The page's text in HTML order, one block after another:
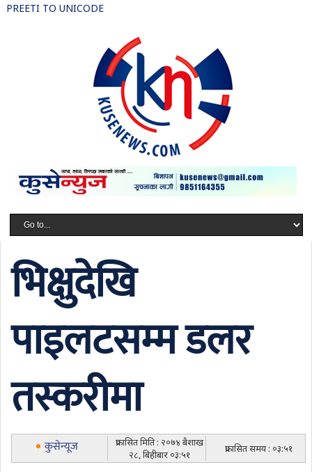
PREETI TO UNICODE
भिक्षुदेखि
पाइलटसम्म डलर
तस्करीमा
कुसेन्यूज
प्रकासित मिति : २०७४ बैशाख
२८, बिहीबार ०३:५१
प्रकासित समय : ०३:५१